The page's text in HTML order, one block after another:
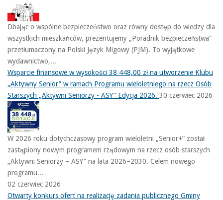
Dbając o wspólne bezpieczeństwo oraz równy dostęp do wiedzy dla
wszystkich mieszkańców, prezentujemy „Poradnik bezpieczeństwa”
przetłumaczony na Polski Język Migowy (PJM). To wyjątkowe
wydawnictwo,...
Wsparcie finansowe w wysokości 38 448,00 zł na utworzenie Klubu
„Aktywny Senior” w ramach Programu wieloletniego na rzecz Osób
Starszych „Aktywni Seniorzy - ASY” Edycja 2026. 30 czerwiec 2026
W 2026 roku dotychczasowy program wieloletni „Senior+” został
zastąpiony nowym programem rządowym na rzecz osób starszych
„Aktywni Seniorzy – ASY” na lata 2026–2030. Celem nowego
programu...
02 czerwiec 2026
Otwarty konkurs ofert na realizację zadania publicznego Gminy